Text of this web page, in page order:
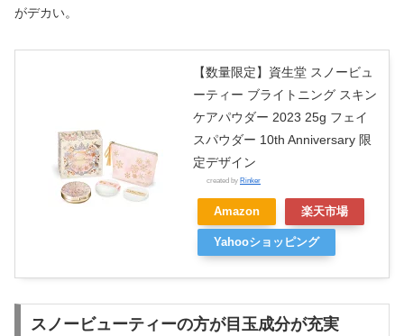
がデカい。
【数量限定】資生堂 スノービュ
ーティー ブライトニング スキン
ケアパウダー 2023 25g フェイ
スパウダー 10th Anniversary 限
定デザイン
created by Rinker
Amazon 楽天市場
Yahooショッピング
スノービューティーの方が目玉成分が充実